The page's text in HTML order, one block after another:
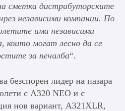
сметка дистрибуторските
независими компании. По
има независими
които могат лесно да се
за печалба“.
безспорен лидер на пазара
с A320 NEO и с
нов вариант, A321XLR,